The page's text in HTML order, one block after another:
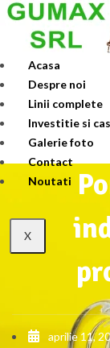
Skip
content
Acasa
Despre noi
Linii complete
Investitie si
Galerie foto
Contact
Noutati
X
aprilie 11,